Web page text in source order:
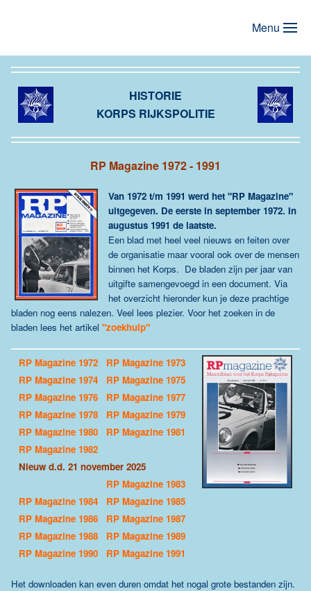
Menu
HISTORIE
KORPS RIJKSPOLITIE
RP Magazine 1972 - 1991
Van 1972 t/m 1991 werd het "RP Magazine"
uitgegeven. De eerste in september 1972. In
augustus 1991 de laatste.
Een blad met heel veel nieuws en feiten over
de organisatie maar vooral ook over de mensen
binnen het Korps. De bladen zijn per jaar van
uitgifte samengevoegd in een document. Via
het overzicht hieronder kun je deze prachtige
bladen nog eens nalezen. Veel lees plezier. Voor het zoeken in de
bladen lees het artikel "zoekhulp"
RP Magazine 1972
RP Magazine 1973
RP Magazine 1974
RP Magazine 1975
RP Magazine 1976
RP Magazine 1977
RP Magazine 1978
RP Magazine 1979
RP Magazine 1980
RP Magazine 1981
RP Magazine 1982
Nieuw d.d. 21 november 2025
RP Magazine 1983
RP Magazine 1984
RP Magazine 1985
RP Magazine 1986
RP Magazine 1987
RP Magazine 1988
RP Magazine 1989
RP Magazine 1990
RP Magazine 1991
Het downloaden kan even duren omdat het nogal grote bestanden zijn.